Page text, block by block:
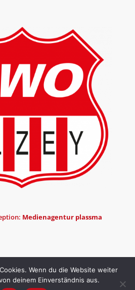
Medienagentur plassma
Wenn du die Website weiter
deinem Einverständnis aus.